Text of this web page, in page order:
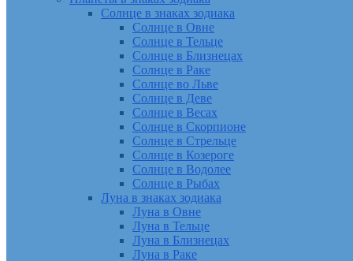
Солнце в знаках зодиака
Солнце в Овне
Солнце в Тельце
Солнце в Близнецах
Солнце в Раке
Солнце во Льве
Солнце в Деве
Солнце в Весах
Солнце в Скорпионе
Солнце в Стрельце
Солнце в Козероге
Солнце в Водолее
Солнце в Рыбах
Луна в знаках зодиака
Луна в Овне
Луна в Тельце
Луна в Близнецах
Луна в Раке